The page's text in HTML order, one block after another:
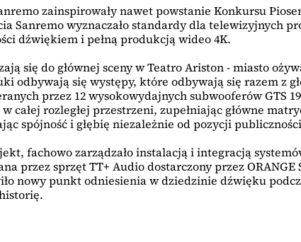
zainspirowały nawet powstanie Konkursu
Sanremo wyznaczało standardy dla telewizyjnych
dźwiękiem i pełną produkcją wideo 4K.
się do głównej sceny w Teatro Ariston - miasto
odbywają się występy, które odbywają się razem z
przez 12 wysokowydajnych subwooferów GTS
rozległej przestrzeni, zupełniając główne
spójność i głębię niezależnie od pozycji
fachowo zarządzało instalacją i integracją
przez sprzęt TT+ Audio dostarczony przez
nowy punkt odniesienia w dziedzinie dźwięku